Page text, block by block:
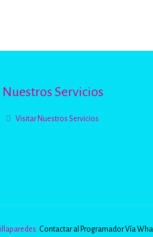
Nuestros Servicios
Visitar Nuestros Servicios
Contactar al Programador Vía